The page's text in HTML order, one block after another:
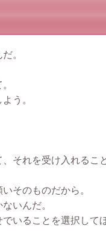
。
う。
それを受け入れること
そのものだから。
いんだ。
いることを選択して